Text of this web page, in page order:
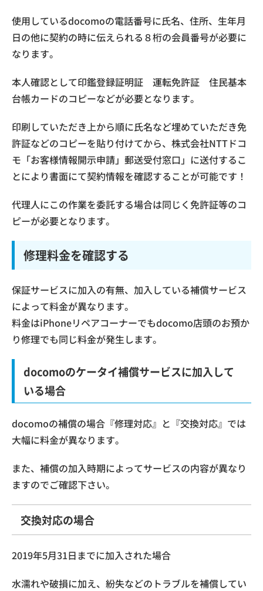
使用しているdocomoの電話番号に氏名、住所、生年月
日の他に契約の時に伝えられる８桁の会員番号が必要に
なります。
本人確認として印鑑登録証明証 運転免許証 住民基本
台帳カードのコピーなどが必要となります。
印刷していただき上から順に氏名など埋めていただき免
許証などのコピーを貼り付けてから、株式会社NTTドコ
モ「お客様情報開示申請」郵送受付窓口」に送付するこ
とにより書面にて契約情報を確認することが可能です！
代理人にこの作業を委託する場合は同じく免許証等のコ
ピーが必要となります。
修理料金を確認する
保証サービスに加入の有無、加入している補償サービス
によって料金が異なります。
料金はiPhoneリペアコーナーでもdocomo店頭のお預か
り修理でも同じ料金が発生します。
docomoのケータイ補償サービスに加入して
いる場合
docomoの補償の場合『修理対応』と『交換対応』では
大幅に料金が異なります。
また、補償の加入時期によってサービスの内容が異なり
ますのでご確認下さい。
交換対応の場合
2019年5月31日までに加入された場合
水濡れや破損に加え、紛失などのトラブルを補償してい